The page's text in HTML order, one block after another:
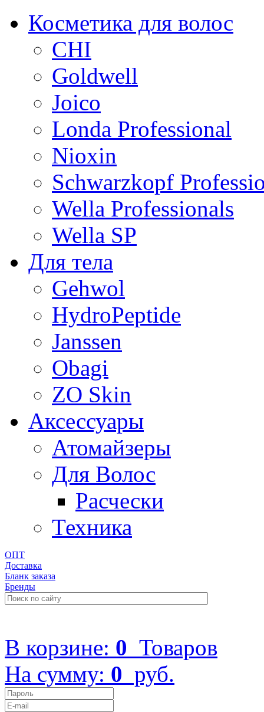
Косметика для волос
CHI
Goldwell
Joico
Londa Professional
Nioxin
Schwarzkopf
Wella Professionals
Wella SP
Для тела
Gehwol
HydroPeptide
Janssen
Obagi
ZO Skin
Aксессуары
Атомайзеры
Для Волос
Расчески
Техника
ОПТ
Доставка
Бланк заказа
Бренды
В корзине: 0 Товаров
На сумму: 0 руб.